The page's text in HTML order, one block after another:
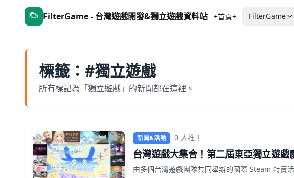
FilterGame - 台灣遊戲開發&獨立遊戲資料站 +首頁+ FilterGame
標籤：#獨立遊戲
所有標記為「獨立遊戲」的新聞都在這裡。
新聞&活動 0 人推！
台灣遊戲大集合！第二屆東亞獨立遊戲
由多個台灣遊戲團隊共同舉辦的國際 Steam 特賣